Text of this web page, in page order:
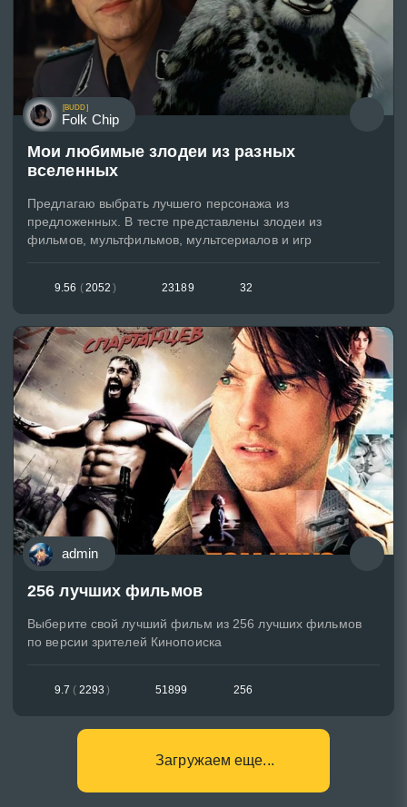
[BUDD]
Folk Chip
Мои любимые злодеи из разных
вселенных
Предлагаю выбрать лучшего персонажа из
предложенных. В тесте представлены злодеи из
фильмов, мультфильмов, мультсериалов и игр
9.56 (2052 ) 23189 32
admin
256 лучших фильмов
Выберите свой лучший фильм из 256 лучших фильмов
по версии зрителей Кинопоиска
9.7 ( 2293 ) 51899 256
Загружаем еще...